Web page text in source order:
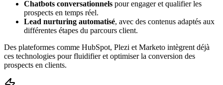
Chatbots conversationnels pour engager et qualifier les
prospects en temps réel.
Lead nurturing automatisé, avec des contenus adaptés aux
différentes étapes du parcours client.
Des plateformes comme HubSpot, Plezi et Marketo intègrent déjà
ces technologies pour fluidifier et optimiser la conversion des
prospects en clients.